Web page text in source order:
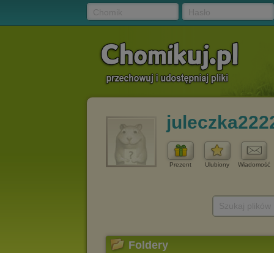
Prezent Ulubiony Wiadomość
Foldery